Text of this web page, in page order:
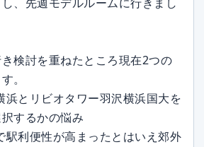
検討を重ねたところ現在2つの
。
とリビオタワー羽沢横浜国大を
するかの悩み
利便性が高まったとはいえ郊外